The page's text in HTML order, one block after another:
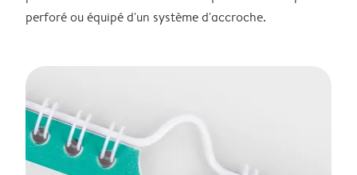
perforé ou équipé d'un système d'accroche.